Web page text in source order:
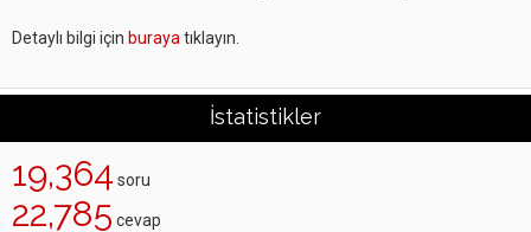
Detaylı bilgi için buraya tıklayın.
İstatistikler
19,364 soru
22,785 cevap